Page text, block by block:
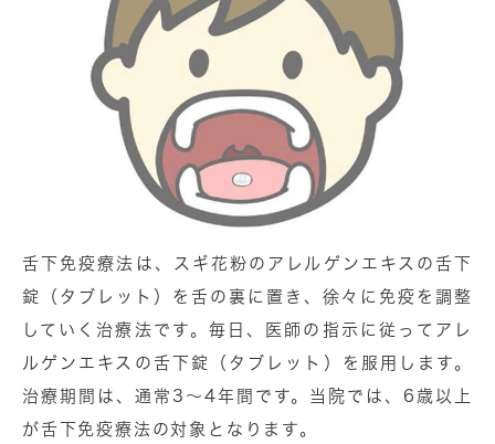
⾆下免疫療法は、スギ花粉のアレルゲンエキスの⾆下
錠（タブレット）を⾆の裏に置き、徐々に免疫を調整
していく治療法です。毎日、医師の指⽰に従ってアレ
ルゲンエキスの⾆下錠（タブレット）を服用します。
治療期間は、 通常3〜4年間 です。当院では、 6歳以上
が⾆下免疫療法の対象 となります。